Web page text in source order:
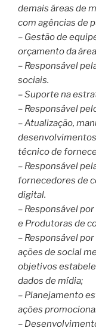
demais áreas de
com agências de
– Gestão de
orçamento da
– Responsável
sociais.
– Suporte na
– Responsável
– Atualização,
técnico de
– Responsável
fornecedores de
digital.
– Responsável
e Produtoras de
– Responsável
ações de social
objetivos
dados de mídia;
– Planejamento
ações
–